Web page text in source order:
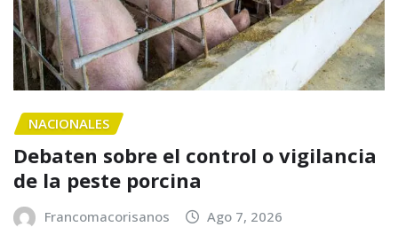
NACIONALES
Debaten sobre el control o vigilancia
de la peste porcina
Francomacorisanos Ago 7, 2026